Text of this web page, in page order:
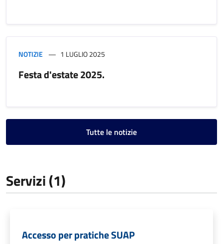
NOTIZIE 1 LUGLIO 2025
Festa d'estate 2025.
Tutte le notizie
Servizi (1)
Accesso per pratiche SUAP